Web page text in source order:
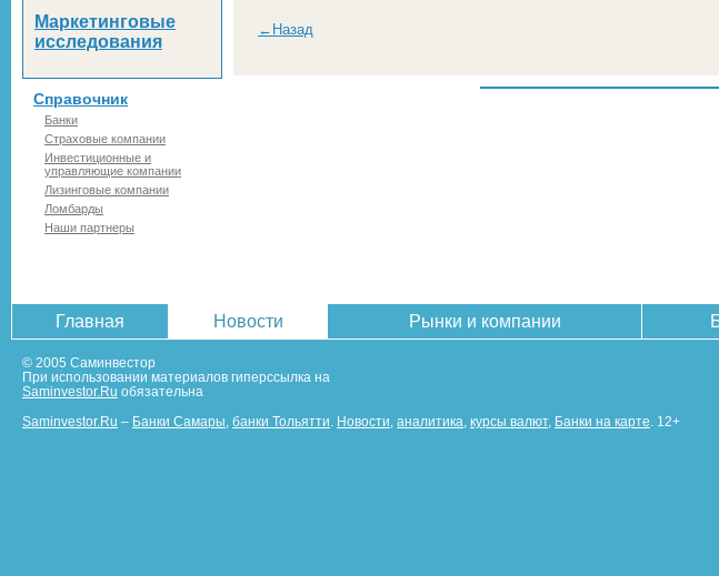
Маркетинговые
исследования
Справочник
Банки
Страховые компании
Инвестиционные и
управляющие компании
Лизинговые компании
Ломбарды
Наши партнеры
←Назад
Главная Новости Рынки и компании
© 2005 Саминвестор
При использовании материалов гиперссылка на
Saminvestor.Ru обязательна
Saminvestor.Ru – Банки Самары банки Тольятти Новости аналитика курсы валют, Банки на карте . 12+